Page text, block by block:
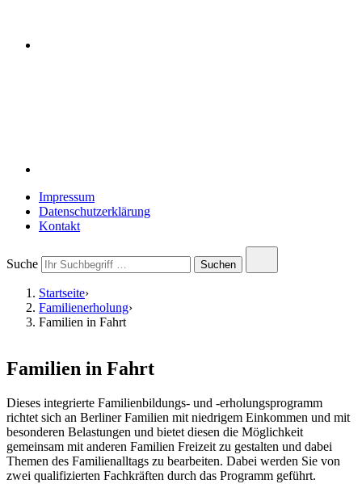
Impressum
Datenschutzerklärung
Kontakt
Suche
Submit
search
Suchen
Startseite›
Familienerholung›
Familien in Fahrt
Familien in Fahrt
Dieses integrierte Familienbildungs- und -erholungsprogramm
richtet sich an Berliner Familien mit niedrigem Einkommen und mit
besonderen Belastungen und bietet diesen die Möglichkeit
gemeinsam mit anderen Familien Freizeit zu gestalten und dabei
Themen des Familienalltags zu bearbeiten. Dabei werden Sie von
zwei qualifizierten Fachkräften durch das Programm geführt.